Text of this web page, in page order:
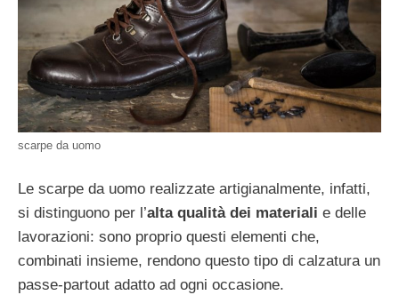
scarpe da uomo
Le scarpe da uomo realizzate artigianalmente, infatti,
si distinguono per l’alta qualità dei materiali e delle
lavorazioni: sono proprio questi elementi che,
combinati insieme, rendono questo tipo di calzatura un
passe-partout adatto ad ogni occasione.